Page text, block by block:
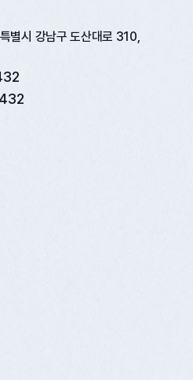
별시 강남구 도산대로 310,